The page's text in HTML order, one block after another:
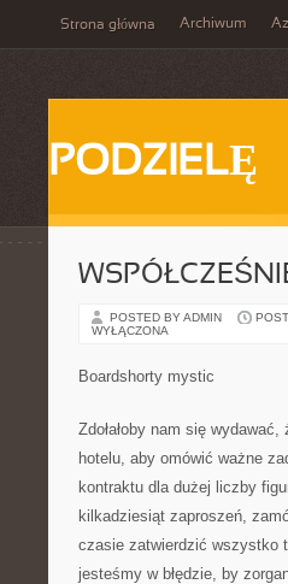
Strona główna Archiwum
PODZIELĘ
POSTED BY ADMIN
WYŁĄCZONA
Boardshorty mystic
Zdołałoby nam się
hotelu, aby omówić ważne
kontraktu dla dużej liczby
kilkadziesiąt zaproszeń,
czasie zatwierdzić wszystko
jesteśmy w błędzie, by